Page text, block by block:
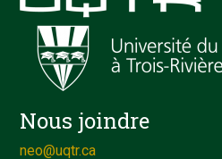
Nous joindre
neo@uqtr.ca